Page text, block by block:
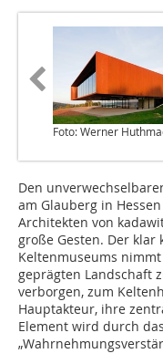
Foto: Werner
Den
am Glauberg in
Architekten von
große Gesten. Der
Keltenmuseums
geprägten Landschaft
verborgen, zum
Hauptakteur, ihre
Element wird durch